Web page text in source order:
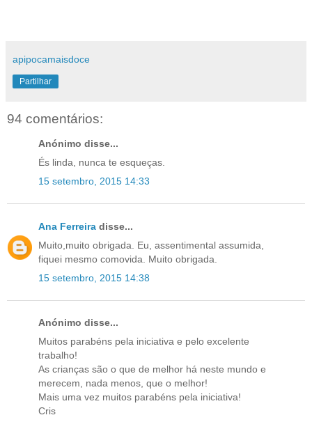
apipocamaisdoce
Partilhar
94 comentários:
Anónimo disse...
És linda, nunca te esqueças.
15 setembro, 2015 14:33
Ana Ferreira disse...
Muito,muito obrigada. Eu, assentimental assumida,
fiquei mesmo comovida. Muito obrigada.
15 setembro, 2015 14:38
Anónimo disse...
Muitos parabéns pela iniciativa e pelo excelente
trabalho!
As crianças são o que de melhor há neste mundo e
merecem, nada menos, que o melhor!
Mais uma vez muitos parabéns pela iniciativa!
Cris